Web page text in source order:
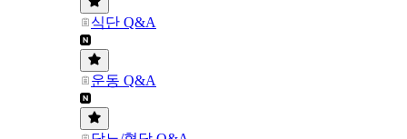
식단 Q&A
운동 Q&A